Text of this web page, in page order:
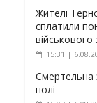
Жителі
сплатили
військового
15:31 |
Смертельна
полі